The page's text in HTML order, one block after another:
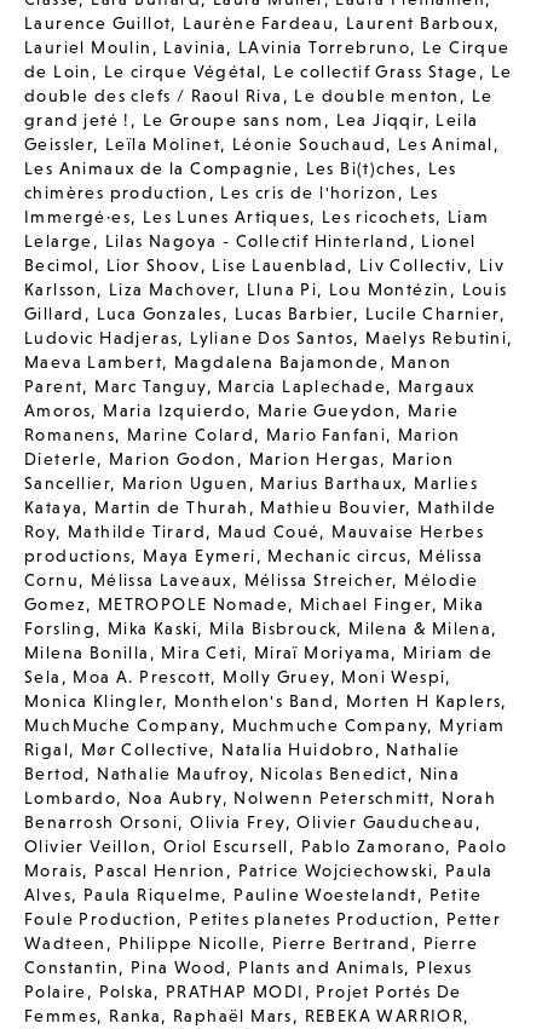
Laurence Guillot, Laurène Fardeau, Laurent Barboux,
Lauriel Moulin , Lavinia, LAvinia Torrebruno, Le Cirque
de Loin , Le cirque Végétal, Le collectif Grass Stage, Le
double des clefs / Raoul Riva , Le double menton , Le
grand jeté ! , Le Groupe sans nom , Lea Jiqqir, Leila
Geissler, Leïla Molinet, Léonie Souchaud, Les Animal,
Les Animaux de la Compagnie, Les Bi(t)ches, Les
chimères production , Les cris de l'horizon , Les
Immergé·es, Les Lunes Artiques, Les ricochets, Liam
Lelarge, Lilas Nagoya - Collectif Hinterland , Lionel
Becimol, Lior Shoov, Lise Lauenblad, Liv Collectiv, Liv
Karlsson, Liza Machover, Lluna Pi, Lou Montézin , Louis
Gillard , Luca Gonzales, Lucas Barbier, Lucile Charnier,
Ludovic Hadjeras, Lyliane Dos Santos, Maelys Rebutini,
Maeva Lambert, Magdalena Bajamonde, Manon
Parent, Marc Tanguy, Marcia Laplechade, Margaux
Amoros, Maria Izquierdo, Marie Gueydon, Marie
Romanens, Marine Colard, Mario Fanfani, Marion
Dieterle, Marion Godon , Marion Hergas, Marion
Sancellier, Marion Uguen , Marius Barthaux, Marlies
Kataya, Martin de Thurah , Mathieu Bouvier, Mathilde
Roy, Mathilde Tirard, Maud Coué, Mauvaise Herbes
productions, Maya Eymeri, Mechanic circus, Mélissa
Cornu, Mélissa Laveaux, Mélissa Streicher, Mélodie
Gomez, METROPOLE Nomade, Michael Finger, Mika
Forsling, Mika Kaski, Mila Bisbrouck, Milena & Milena,
Milena Bonilla , Mira Ceti, Miraï Moriyama, Miriam de
Sela , Moa A. Prescott, Molly Gruey, Moni Wespi,
Monica Klingler, Monthelon's Band, Morten H Kaplers,
MuchMuche Company, Muchmuche Company, Myriam
Rigal, Mør Collective,Natalia Huidobro,Nathalie
Bertod,Nathalie Maufroy,Nicolas Benedict, Nina
Lombardo,Noa Aubry,Nolwenn Peterschmitt,Norah
Benarrosh Orsoni,Olivia Frey,Olivier Gauducheau ,
Olivier Veillon, Oriol Escursell, Pablo Zamorano, Paolo
Morais, Pascal Henrion , Patrice Wojciechowski, Paula
Alves, Paula Riquelme, Pauline Woestelandt, Petite
Foule Production, Petites planetes Production, Petter
Wadteen , Philippe Nicolle, Pierre Bertrand , Pierre
Constantin, Pina Wood, Plants and Animals, Plexus
Polaire, Polska, PRATHAP MODI , Projet Portés De
Femmes, Ranka, Raphaël Mars, REBEKA WARRIOR,